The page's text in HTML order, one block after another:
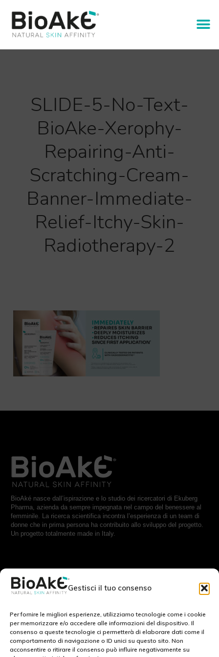
Gestisci il tuo consenso
Per fornire le migliori esperienze, utilizziamo tecnologie come i cookie
per memorizzare e/o accedere alle informazioni del dispositivo. Il
consenso a queste tecnologie ci permetterà di elaborare dati come il
comportamento di navigazione o ID unici su questo sito. Non
acconsentire o ritirare il consenso può influire negativamente su
SLIDE-5-No-Text-
BioAke-Xerophy-
Repairing-Anti-
Scratching-Cream-
Banner-Immediate-
Relief-Itchy-Skin-
Radiotherapy-2
BioAké nasce dall’ispirazione e lo studio dei ricercatori di Ekuberg
Pharma, azienda da sempre impegnata nel campo del benessere al
femminile. La ricerca scientifica incontra l’esperienza di un team di
donne che in prima persona ha contribuito allo sviluppo del progetto.
Un progetto totalmente made in Italy.
RESTA IN CONTATTO CON NOI:
Cookie Policy (EU)
Privacy Policy